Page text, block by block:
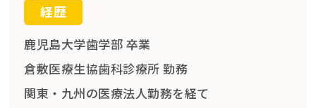
経歴
鹿児島大学歯学部 卒業
倉敷医療生協歯科診療所 勤務
関東・九州の医療法人勤務を経て